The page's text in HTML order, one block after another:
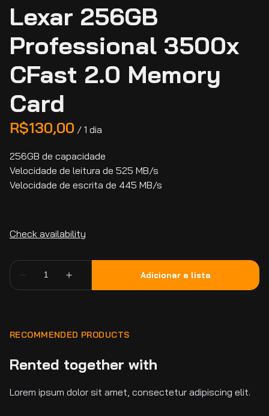
Lexar 256GB
Professional 3500x
CFast 2.0 Memory
Card
/
256GB de capacidade
Velocidade de leitura de 525 MB/s
Velocidade de escrita de 445 MB/s
RECOMMENDED PRODUCTS
Rented together with
Lorem ipsum dolor sit amet, consectetur adipiscing elit.